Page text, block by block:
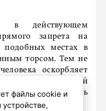
в действующем
запрета на
местах в
торсом. Тем не
оскорбляет
общественный
могут быть
хулиганство.
файлы cookie и